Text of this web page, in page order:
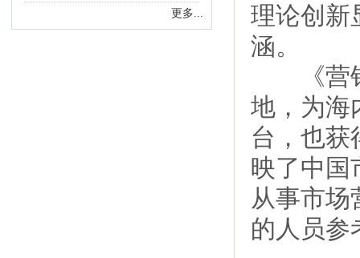
更多...
理论创新
涵。
《营销
地，为海
台，也获
映了中国
从事市场
的人员参